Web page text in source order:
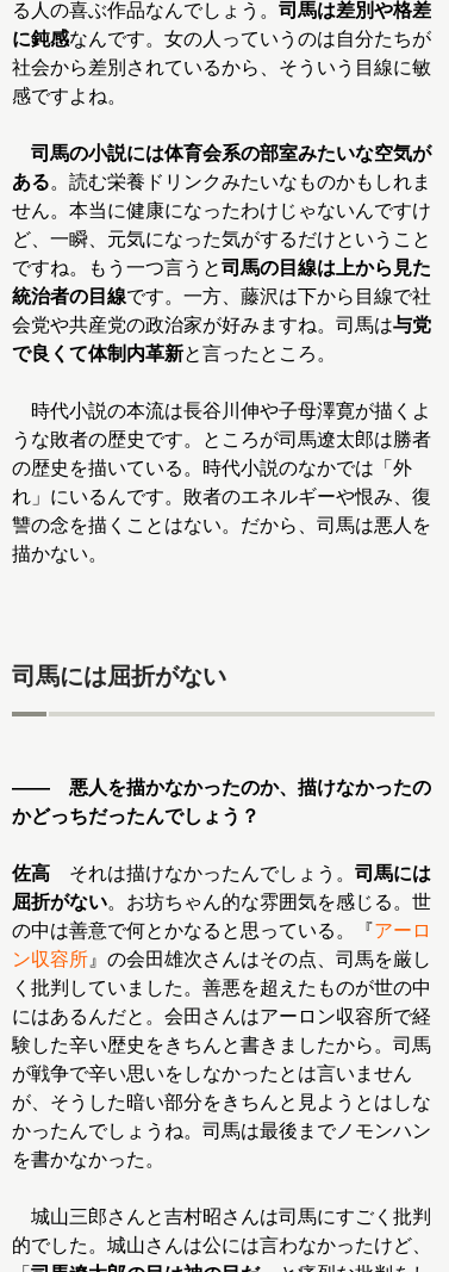
る人の喜ぶ作品なんでしょう。 司馬は差別や格差
に鈍感なんです。女の人っていうのは自分たちが
社会から差別されているから、そういう目線に敏
感ですよね。
司馬の小説には体育会系の部室みたいな空気が
ある。読む栄養ドリンクみたいなものかもしれま
せん。本当に健康になったわけじゃないんですけ
ど、一瞬、元気になった気がするだけということ
ですね。もう一つ言うと司馬の目線は上から見た
統治者の目線です。一方、藤沢は下から目線で社
会党や共産党の政治家が好みますね。司馬は与党
で良くて体制内革新と言ったところ。
時代小説の本流は長谷川伸や子母澤寛が描くよ
うな敗者の歴史です。ところが司馬遼太郎は勝者
の歴史を描いている。時代小説のなかでは「外
れ」にいるんです。敗者のエネルギーや恨み、復
讐の念を描くことはない。だから、司馬は悪人を
描かない。
司馬には屈折がない
―― 悪人を描かなかったのか、描けなかったの
かどっちだったんでしょう？
佐高 それは描けなかったんでしょう。 司馬には
屈折がない。お坊ちゃん的な雰囲気を感じる。世
の中は善意で何とかなると思っている。『アーロ
ン収容所 』の会田雄次さんはその点、司馬を厳し
く批判していました。善悪を超えたものが世の中
にはあるんだと。会田さんはアーロン収容所で経
験した辛い歴史をきちんと書きましたから。司馬
が戦争で辛い思いをしなかったとは言いません
が、そうした暗い部分をきちんと見ようとはしな
かったんでしょうね。司馬は最後までノモンハン
を書かなかった。
城山三郎さんと吉村昭さんは司馬にすごく批判
的でした。城山さんは公には言わなかったけど、